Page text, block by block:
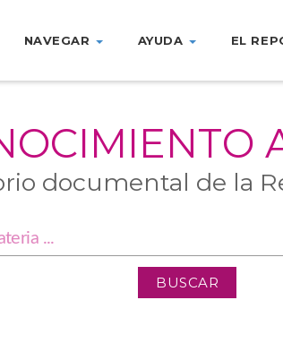
NAVEGAR AYUDA EL
documental de la